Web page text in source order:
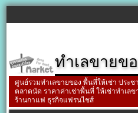
ทำเลขายข
ศูนย์รวมทำเลขายของ พื้นที่ให้เช่า ประ
ตลาดนัด ราคาค่าเช่าพื้นที่ ให้เช่าทำเล
ร้านกาแฟ ธุรกิจแฟรนไชส์